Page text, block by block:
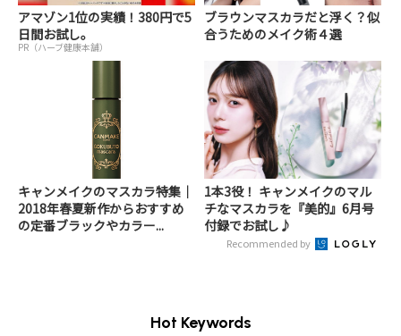
アマゾン1位の実績！380円で5
日間お試し。
PR（ハーブ健康本舗）
ブラウンマスカラだと浮く？似
合うためのメイク術４選
キャンメイクのマスカラ特集｜
2018年春夏新作からおすすめ
の定番ブラックやカラー...
1本3役！ キャンメイクのマル
チなマスカラを『美的』6月号
付録でお試し♪
Recommended by
Hot Keywords